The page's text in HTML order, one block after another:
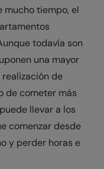
mucho tiempo, el
todavía son
una mayor
de
de cometer más
llevar a los
comenzar desde
y perder horas e